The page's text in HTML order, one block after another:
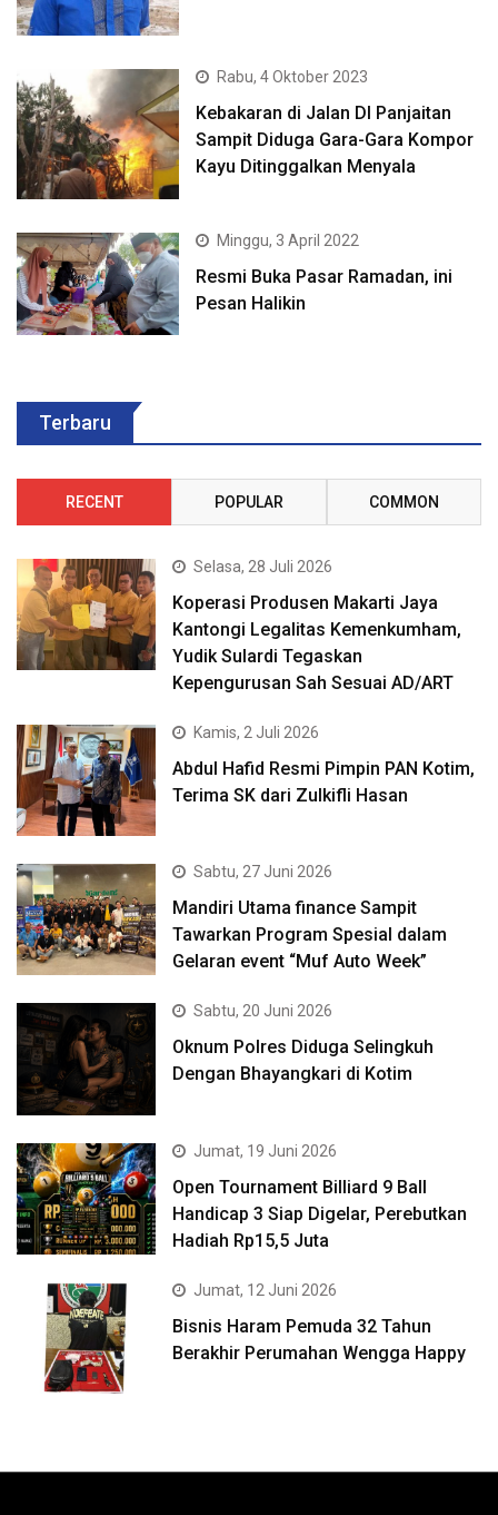
Rabu, 4 Oktober 2023
Kebakaran di Jalan DI Panjaitan
Sampit Diduga Gara-Gara Kompor
Kayu Ditinggalkan Menyala
Minggu, 3 April 2022
Resmi Buka Pasar Ramadan, ini
Pesan Halikin
Terbaru
RECENT POPULAR COMMON
Selasa, 28 Juli 2026
Koperasi Produsen Makarti Jaya
Kantongi Legalitas Kemenkumham,
Yudik Sulardi Tegaskan
Kepengurusan Sah Sesuai AD/ART
Kamis, 2 Juli 2026
Abdul Hafid Resmi Pimpin PAN Kotim,
Terima SK dari Zulkifli Hasan
Sabtu, 27 Juni 2026
Mandiri Utama finance Sampit
Tawarkan Program Spesial dalam
Gelaran event “Muf Auto Week”
Sabtu, 20 Juni 2026
Oknum Polres Diduga Selingkuh
Dengan Bhayangkari di Kotim
Jumat, 19 Juni 2026
Open Tournament Billiard 9 Ball
Handicap 3 Siap Digelar, Perebutkan
Hadiah Rp15,5 Juta
Jumat, 12 Juni 2026
Bisnis Haram Pemuda 32 Tahun
Berakhir Perumahan Wengga Happy